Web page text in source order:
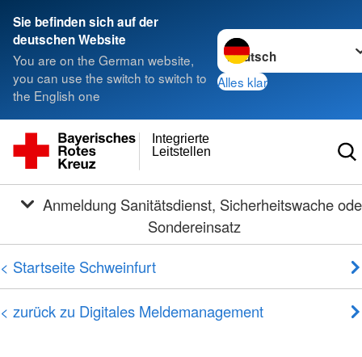
Sie befinden sich auf der
deutschen Website
You are on the German website,
you can use the switch to switch to
the English one
Sprache wechseln zu
Alles klar
Leitstellen
Integrierte
Sondereinsatz
< Startseite Schweinfurt
< zurück zu Digitales Meldemanagement